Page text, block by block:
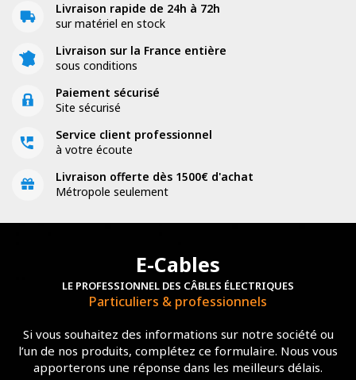
Livraison rapide de 24h à 72h
sur matériel en stock
Livraison sur la France entière
sous conditions
Paiement sécurisé
Site sécurisé
Service client professionnel
à votre écoute
Livraison offerte dès 1500€ d'achat
Métropole seulement
E-Cables
LE PROFESSIONNEL DES CÂBLES ÉLECTRIQUES
Particuliers & professionnels
Si vous souhaitez des informations sur notre société ou
l’un de nos produits, complétez ce formulaire. Nous vous
apporterons une réponse dans les meilleurs délais.